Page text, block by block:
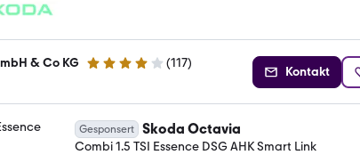
& Co KG 4.1 Sterne (117)
Kontakt
Gesponsert Skoda Octavia
Combi 1.5 TSI Essence DSG AHK Smart Link